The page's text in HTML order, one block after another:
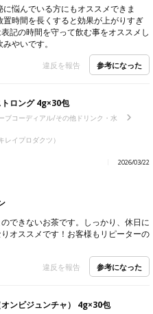
悩んでいる方にもオススメできま
時間を長くすると効果が上がりすぎ
記の時間を守って飲む事をオススメし
やいです。
違反を報告 参考になった
トロング 4g×30包
ブコーディアル/その他ドリンク・水
イプロダクツ）
2026/03/22
できないお茶です。しっかり、休日に
オススメです！お客様もリピーターの
違反を報告 参考になった
オンビジュンチャ） 4g×30包